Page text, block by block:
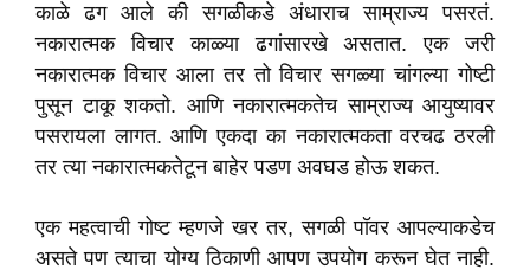
काळे ढग आले की सगळीकडे अंधाराच साम्राज्य पसरतं.
नकारात्मक विचार काळ्या ढगांसारखे असतात. एक जरी
नकारात्मक विचार आला तर तो विचार सगळ्या चांगल्या गोष्टी
पुसून टाकू शकतो. आणि नकारात्मकतेच साम्राज्य आयुष्यावर
पसरायला लागत. आणि एकदा का नकारात्मकता वरचढ ठरली
तर त्या नकारात्मकतेटून बाहेर पडण अवघड होऊ शकत.
एक महत्वाची गोष्ट म्हणजे खर तर, सगळी पॉवर आपल्याकडेच
असते पण त्याचा योग्य ठिकाणी आपण उपयोग करून घेत नाही.